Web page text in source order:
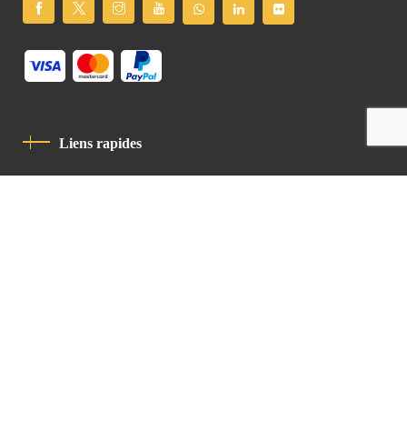
Liens rapides